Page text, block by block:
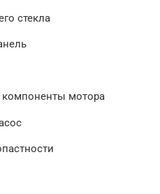
стекла
мотора